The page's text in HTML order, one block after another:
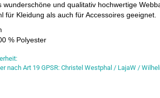
wunderschöne und qualitativ hochwertige
für Kleidung als auch für Accessoires geeignet.
% Polyester
nach Art 19 GPSR: Christel Westphal / LajaW /